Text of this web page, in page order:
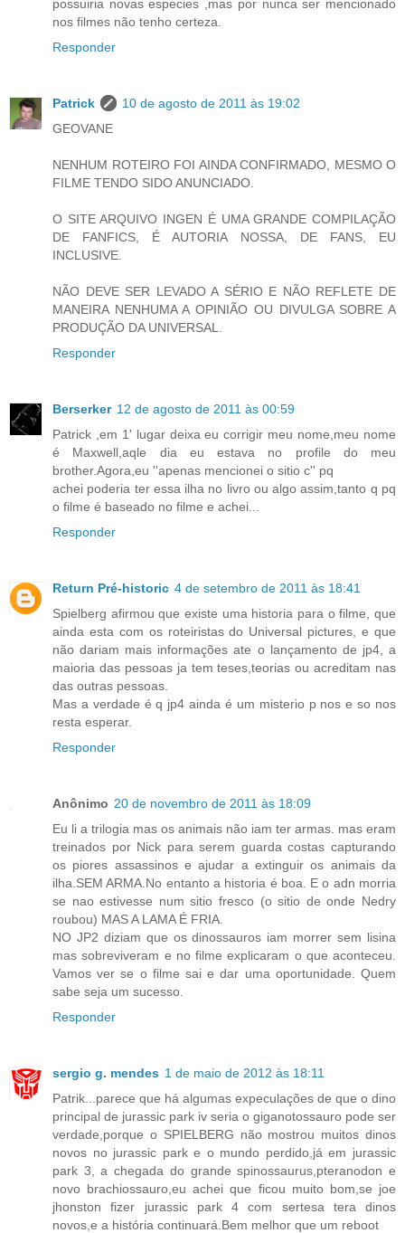
possuiria novas especies ,mas por nunca ser mencionado
nos filmes não tenho certeza.
Responder
Patrick
10 de agosto de 2011 às 19:02
GEOVANE
NENHUM ROTEIRO FOI AINDA CONFIRMADO, MESMO O
FILME TENDO SIDO ANUNCIADO.
O SITE ARQUIVO INGEN É UMA GRANDE COMPILAÇÃO
DE FANFICS, É AUTORIA NOSSA, DE FANS, EU
INCLUSIVE.
NÃO DEVE SER LEVADO A SÉRIO E NÃO REFLETE DE
MANEIRA NENHUMA A OPINIÃO OU DIVULGA SOBRE A
PRODUÇÃO DA UNIVERSAL.
Responder
Berserker 12 de agosto de 2011 às 00:59
Patrick ,em 1' lugar deixa eu corrigir meu nome,meu nome
é Maxwell,aqle dia eu estava no profile do meu
brother.Agora,eu ''apenas mencionei o sitio c'' pq
achei poderia ter essa ilha no livro ou algo assim,tanto q pq
o filme é baseado no filme e achei...
Responder
Return Pré-historic 4 de setembro de 2011 às 18:41
Spielberg afirmou que existe uma historia para o filme, que
ainda esta com os roteiristas do Universal pictures, e que
não dariam mais informações ate o lançamento de jp4, a
maioria das pessoas ja tem teses,teorias ou acreditam nas
das outras pessoas.
Mas a verdade é q jp4 ainda é um misterio p nos e so nos
resta esperar.
Responder
Anônimo 20 de novembro de 2011 às 18:09
Eu li a trilogia mas os animais não iam ter armas. mas eram
treinados por Nick para serem guarda costas capturando
os piores assassinos e ajudar a extinguir os animais da
ilha.SEM ARMA.No entanto a historia é boa. E o adn morria
se nao estivesse num sitio fresco (o sitio de onde Nedry
roubou) MAS A LAMA É FRIA.
NO JP2 diziam que os dinossauros iam morrer sem lisina
mas sobreviveram e no filme explicaram o que aconteceu.
Vamos ver se o filme sai e dar uma oportunidade. Quem
sabe seja um sucesso.
Responder
sergio g. mendes 1 de maio de 2012 às 18:11
Patrik...parece que há algumas expeculações de que o dino
principal de jurassic park iv seria o giganotossauro pode ser
verdade,porque o SPIELBERG não mostrou muitos dinos
novos no jurassic park e o mundo perdido,já em jurassic
park 3, a chegada do grande spinossaurus,pteranodon e
novo brachiossauro,eu achei que ficou muito bom,se joe
jhonston fizer jurassic park 4 com sertesa tera dinos
novos,e a história continuará.Bem melhor que um reboot